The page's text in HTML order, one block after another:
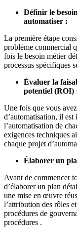
Définir le
automatiser :
La première étape
problème commercial
fois le besoin métier
processus spécifiques
Évaluer la
potentiel (ROI)
Une fois que vous
d’automatisation, il
l’automatisation de
exigences techniques
chaque projet
Élaborer un
Avant de commencer
d’élaborer un plan
une mise en œuvre
l’attribution des rôles
procédures de
procédures .